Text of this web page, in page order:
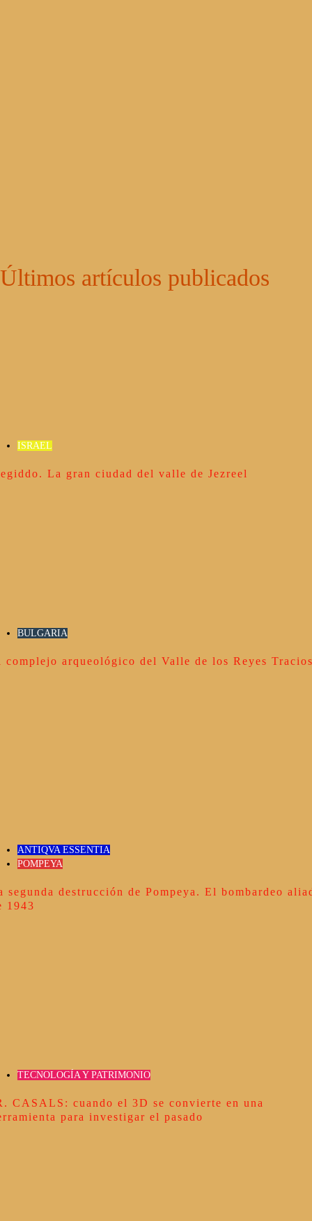
Últimos artículos publicados
ISRAEL
La gran ciudad del valle de Jezreel
BULGARIA
complejo arqueológico del Valle de los Reyes
ANTIQVA ESSENTIA
POMPEYA
segunda destrucción de Pompeya. El bombardeo
1943
TECNOLOGÍA Y PATRIMONIO
CASALS: cuando el 3D se convierte en una
para investigar el pasado